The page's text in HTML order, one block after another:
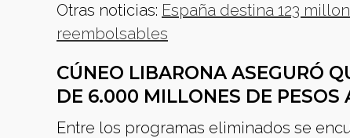
Otras noticias: España destina 123
reembolsables
CÚNEO LIBARONA ASEGURÓ
DE 6.000 MILLONES DE PESOS
Entre los programas eliminados se